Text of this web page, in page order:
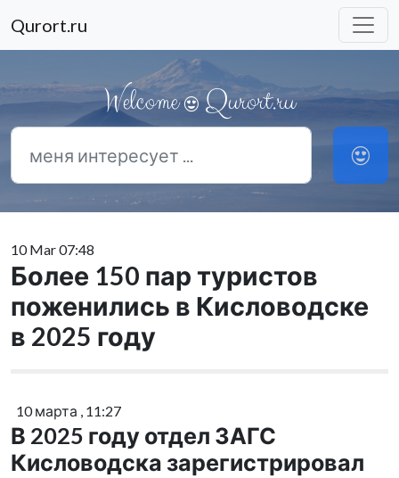
Qurort.ru
Welcome Qurort.ru
10 Mar 07:48
Более 150 пар туристов
поженились в Кисловодске
в 2025 году
10 марта , 11:27
В 2025 году отдел ЗАГС
Кисловодска зарегистрировал